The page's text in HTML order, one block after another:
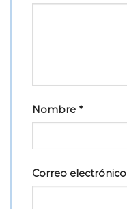
Nombre *
Correo electrónico